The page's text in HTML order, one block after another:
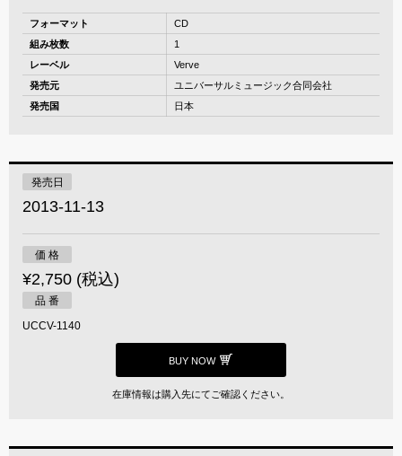
フォーマット
CD
組み枚数
1
レーベル
Verve
発売元
ユニバーサルミュージック合同会社
発売国
日本
発売日
2013-11-13
価 格
¥2,750 (税込)
品 番
UCCV-1140
BUY NOW
在庫情報は購入先にてご確認ください。